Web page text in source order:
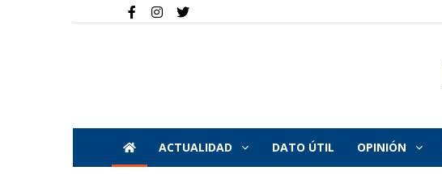
ACTUALIDAD DATO ÚTIL OPINIÓN